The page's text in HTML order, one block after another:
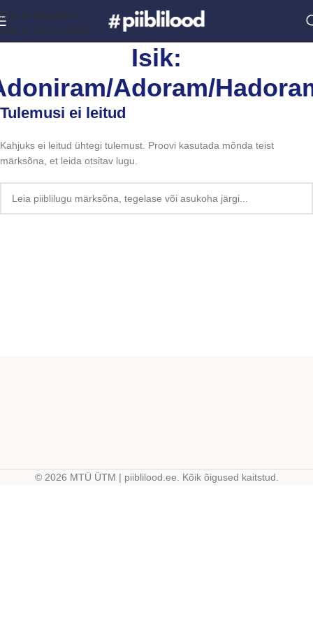
Skip to navigation
Skip to main content
Isik:
Adoram/
Tulemusi ei leitud
Kahjuks ei leitud ühtegi tulemust. Proovi kasutada mõnda teist
märksõna, et leida otsitav lugu.
© 2026 MTÜ ÜTM | piiblilood.ee. Kõik õigused kaitstud.